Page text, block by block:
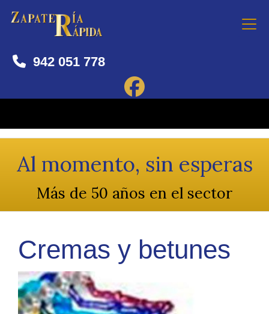
942 051 778
Al momento, sin esperas
Más de 50 años en el sector
Cremas y betunes